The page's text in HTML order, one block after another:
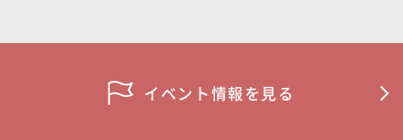
イベント情報を見る